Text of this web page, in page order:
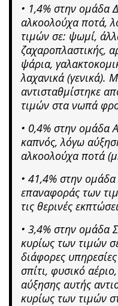
• 1,4% στην ομάδα
αλκοολούχα ποτά,
τιμών σε: ψωμί,
ζαχαροπλαστικής,
ψάρια,
λαχανικά (γενικά).
αντισταθμίστηκε
τιμών στα νωπά
• 0,4% στην ομάδα
καπνός, λόγω
αλκοολούχα ποτά
• 41,4% στην
επαναφοράς των
τις θερινές
• 3,4% στην ομάδα
κυρίως των τιμών
διάφορες
σπίτι, φυσικό
αύξησης αυτής
κυρίως των τιμών